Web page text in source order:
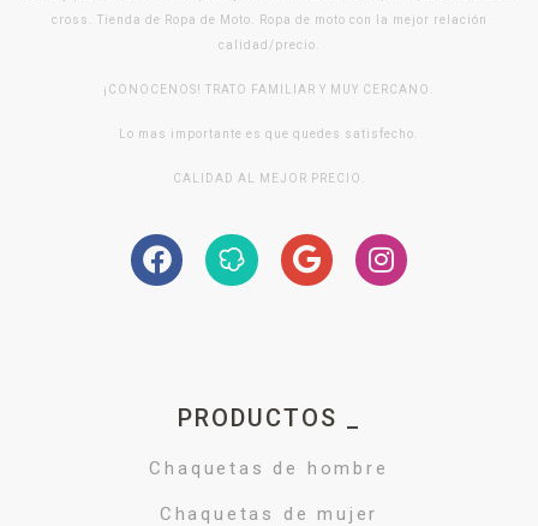
cross. Tienda de Ropa de Moto. Ropa de moto con la mejor relación
calidad/precio.
¡CONOCENOS! TRATO FAMILIAR Y MUY CERCANO.
Lo mas importante es que quedes satisfecho.
CALIDAD AL MEJOR PRECIO.
PRODUCTOS _
Chaquetas de hombre
Chaquetas de mujer